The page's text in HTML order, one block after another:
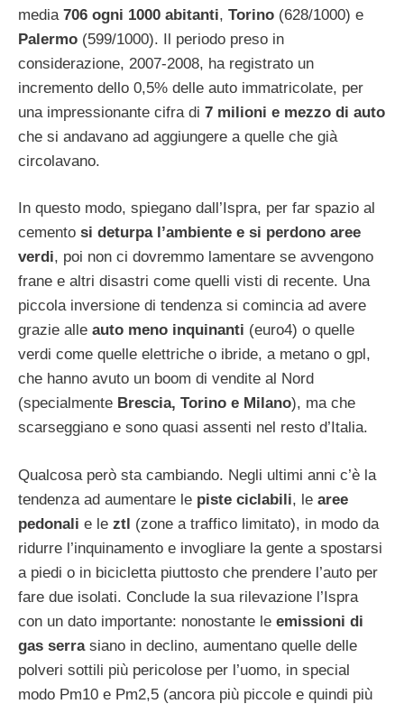
media 706 ogni 1000 abitanti, Torino (628/1000) e
Palermo (599/1000). Il periodo preso in
considerazione, 2007-2008, ha registrato un
incremento dello 0,5% delle auto immatricolate, per
una impressionante cifra di 7 milioni e mezzo di auto
che si andavano ad aggiungere a quelle che già
circolavano.
In questo modo, spiegano dall’Ispra, per far spazio al
cemento si deturpa l’ambiente e si perdono aree
verdi, poi non ci dovremmo lamentare se avvengono
frane e altri disastri come quelli visti di recente. Una
piccola inversione di tendenza si comincia ad avere
grazie alle auto meno inquinanti (euro4) o quelle
verdi come quelle elettriche o ibride, a metano o gpl,
che hanno avuto un boom di vendite al Nord
(specialmente Brescia, Torino e Milano), ma che
scarseggiano e sono quasi assenti nel resto d’Italia.
Qualcosa però sta cambiando. Negli ultimi anni c’è la
tendenza ad aumentare le piste ciclabili, le aree
pedonali e le ztl (zone a traffico limitato), in modo da
ridurre l’inquinamento e invogliare la gente a spostarsi
a piedi o in bicicletta piuttosto che prendere l’auto per
fare due isolati. Conclude la sua rilevazione l’Ispra
con un dato importante: nonostante le emissioni di
gas serrasiano in declino, aumentano quelle delle
polveri sottili più pericolose per l’uomo, in special
modo Pm10 e Pm2,5 (ancora più piccole e quindi più